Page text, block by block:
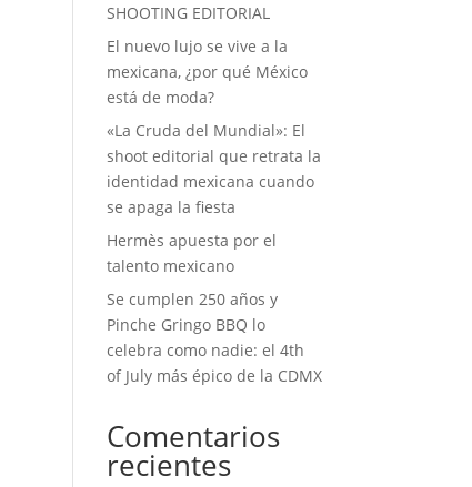
SHOOTING EDITORIAL
El nuevo lujo se vive a la
mexicana, ¿por qué México
está de moda?
«La Cruda del Mundial»: El
shoot editorial que retrata la
identidad mexicana cuando
se apaga la fiesta
Hermès apuesta por el
talento mexicano
Se cumplen 250 años y
Pinche Gringo BBQ lo
celebra como nadie: el 4th
of July más épico de la CDMX
Comentarios
recientes